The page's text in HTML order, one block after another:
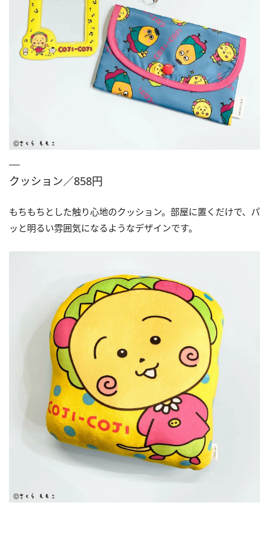
クッション／858円
もちもちとした触り心地のクッション。部屋に置くだけで、パ
ッと明るい雰囲気になるようなデザインです。